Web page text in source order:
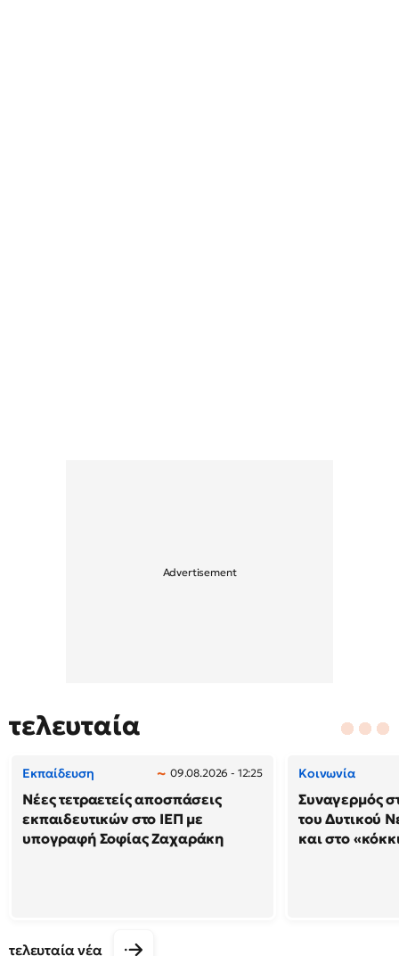
τελευταία
Εκπαίδευση 09.08.2026 - 12:25
Νέες τετραετείς αποσπάσεις
εκπαιδευτικών στο ΙΕΠ με
υπογραφή Σοφίας Ζαχαράκη
Κοινωνία
Συναγερμός
του Δυτικού
και στο
τελευταία νέα